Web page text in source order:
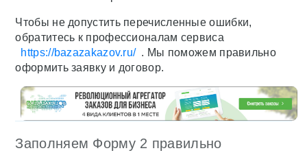
Чтобы не допустить перечисленные ошибки,
обратитесь к профессионалам сервиса
https://bazazakazov.ru/ . Мы поможем правильно
оформить заявку и договор.
Заполняем Форму 2 правильно